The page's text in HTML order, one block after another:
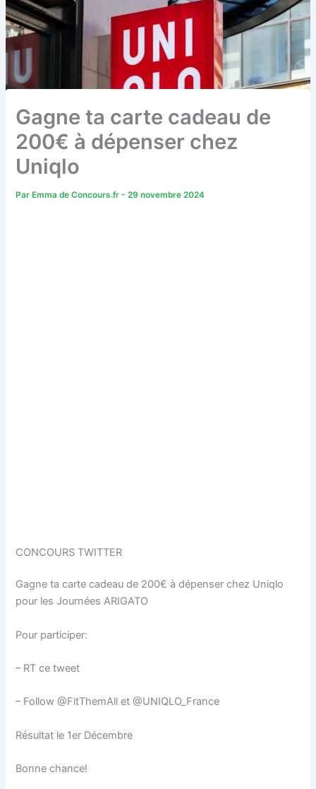
Gagne ta carte cadeau de
200€ à dépenser chez
Uniqlo
Par Emma de Concours.fr-29 novembre 2024
CONCOURS TWITTER
Gagne ta carte cadeau de 200€ à dépenser chez Uniqlo
pour les Journées ARIGATO
Pour participer:
– RT ce tweet
– Follow @FitThemAll et @UNIQLO_France
Résultat le 1er Décembre
Bonne chance!